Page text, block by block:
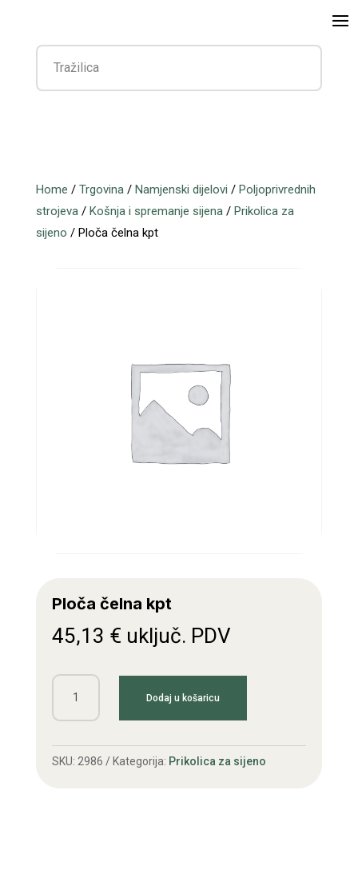
Home / Trgovina/ Namjenski dijelovi / Poljoprivrednih
strojeva/ Košnja i spremanje sijena/ Prikolica za
sijeno / Ploča čelna kpt
Ploča čelna kpt
45,13 € uključ. PDV
Ploča
čelna
količina
Dodaj u košaricu
SKU: 2986 Kategorija: Prikolica za sijeno